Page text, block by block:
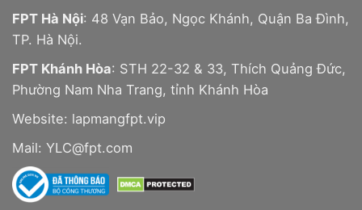
FPT Hà Nội: 48 Vạn Bảo, Ngọc Khánh, Quận Ba Đình,
TP. Hà Nội.
FPT Khánh Hòa: STH 22-32 & 33, Thích Quảng Đức,
Phường Nam Nha Trang, tỉnh Khánh Hòa
Website: lapmangfpt.vip
Mail: YLC@fpt.com